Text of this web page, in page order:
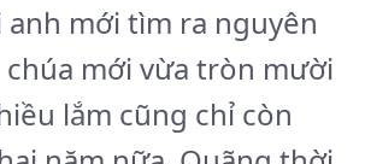
anh mới tìm ra nguyên
chúa mới vừa tròn mười
lắm cũng chỉ còn